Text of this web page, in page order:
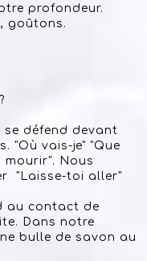
profondeur.
goûtons.
se défend devant
"Où vais-je" "Que
mourir". Nous
"Laisse-toi aller"
au contact de
Dans notre
bulle de savon au